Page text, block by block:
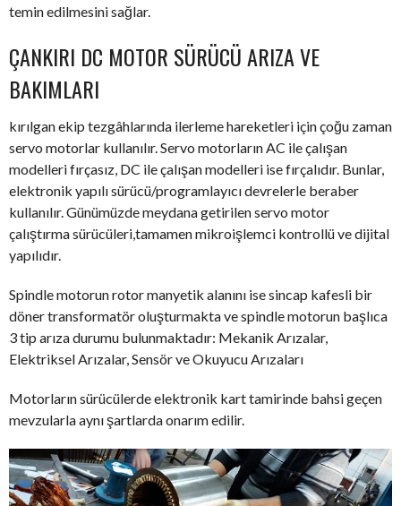
temin edilmesini sağlar.
ÇANKIRI DC MOTOR SÜRÜCÜ ARIZA VE
BAKIMLARI
kırılgan ekip tezgâhlarında ilerleme hareketleri için çoğu zaman
servo motorlar kullanılır. Servo motorların AC ile çalışan
modelleri fırçasız, DC ile çalışan modelleri ise fırçalıdır. Bunlar,
elektronik yapılı sürücü/programlayıcı devrelerle beraber
kullanılır. Günümüzde meydana getirilen servo motor
çalıştırma sürücüleri,tamamen mikroişlemci kontrollü ve dijital
yapılıdır.
Spindle motorun rotor manyetik alanını ise sincap kafesli bir
döner transformatör oluşturmakta ve spindle motorun başlıca
3 tip arıza durumu bulunmaktadır: Mekanik Arızalar,
Elektriksel Arızalar, Sensör ve Okuyucu Arızaları
Motorların sürücülerde elektronik kart tamirinde bahsi geçen
mevzularla aynı şartlarda onarım edilir.